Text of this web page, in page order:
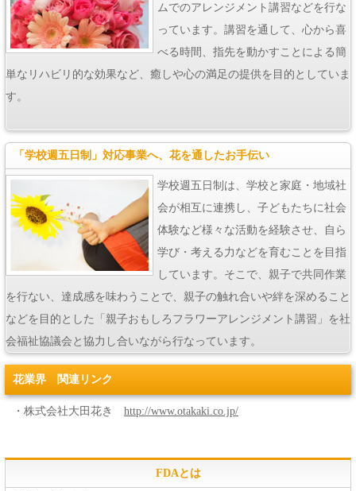
ムでのアレンジメント講習などを行な
っています。講習を通して、心から喜
べる時間、指先を動かすことによる簡
単なリハビリ的な効果など、癒しや心の満足の提供を目的としていま
す。
「学校週五日制」対応事業へ、花を通したお手伝い
学校週五日制は、学校と家庭・地域社
会が相互に連携し、子どもたちに社会
体験など様々な活動を経験させ、自ら
学び・考える力などを育むことを目指
しています。そこで、親子で共同作業
を行ない、達成感を味わうことで、親子の触れ合いや絆を深めること
などを目的とした「親子おもしろフラワーアレンジメント講習」を社
会福祉協議会と協力し合いながら行なっています。
花業界 関連リンク
・株式会社大田花き http://www.otakaki.co.jp/
FDAとは